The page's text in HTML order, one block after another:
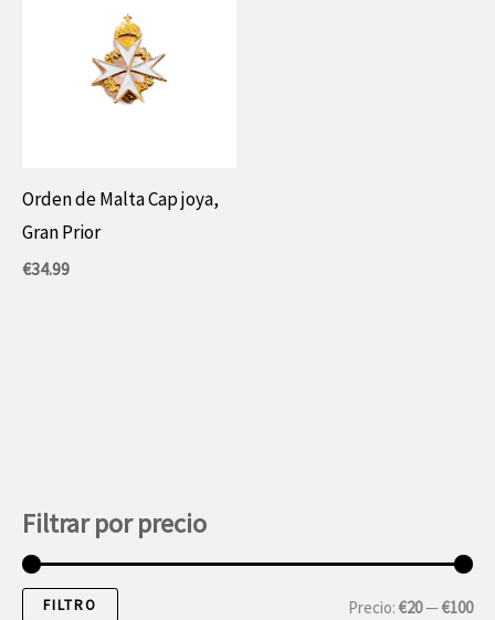
Filtrar por precio
PP
FILTRO Precio: €20—€100
Orden de Malta Cap joya,
Gran Prior
€34.99